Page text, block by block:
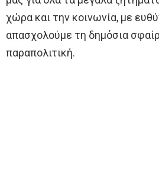
χώρα και την κοινωνία, με
απασχολούμε τη δημόσια
παραπολιτική.